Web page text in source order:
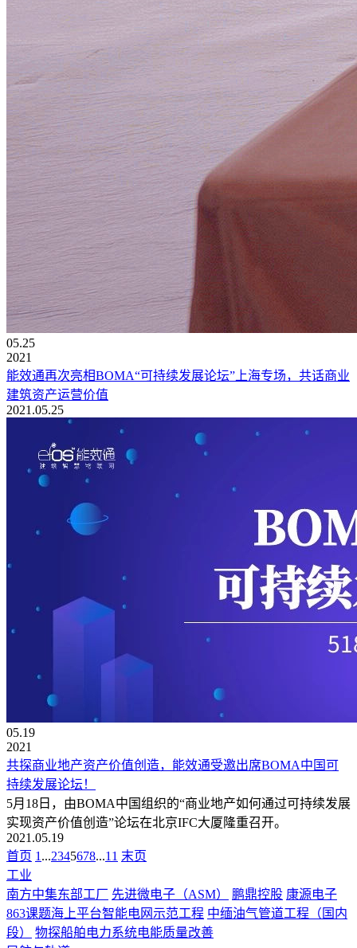
05.25
2021
能效通再次亮相BOMA“可持续发展论坛”上海专场，共话商业
建筑资产运营价值
2021.05.25
05.19
2021
共探商业地产资产价值创造，能效通受邀出席BOMA中国可
持续发展论坛！
5月18日，由BOMA中国组织的“商业地产如何通过可持续发展
实现资产价值创造”论坛在北京IFC大厦隆重召开。
2021.05.19
首页 1 ...2345678...11 末页
工业
南方中集东部工厂 先进微电子（ASM） 鹏鼎控股 康源电子
863课题海上平台智能电网示范工程 中缅油气管道工程（国内
段）
物探船舶电力系统电能质量改善